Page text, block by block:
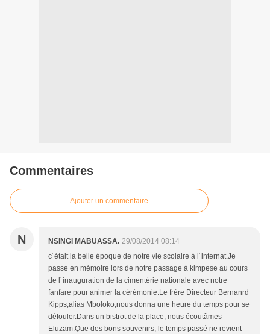
Commentaires
Ajouter un commentaire
N NSINGI MABUASSA. 29/08/2014 08:14
c´était la belle époque de notre vie scolaire à l´internat.Je
passe en mémoire lors de notre passage à kimpese au cours
de l´inauguration de la cimentérie nationale avec notre
fanfare pour animer la cérémonie.Le frère Directeur Bernanrd
Kipps,alias Mboloko,nous donna une heure du temps pour se
défouler.Dans un bistrot de la place, nous écoutãmes
Eluzam.Que des bons souvenirs, le temps passé ne revient